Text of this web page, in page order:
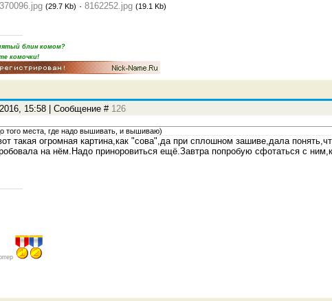
(29.7 Kb) · 8162252.jpg (19.1 Kb)
блин комом?
комочки!
15:58 | Сообщение # 126
того места, где надо вышивать, и вышиваю)
такая огромная картина,как "сова",да при сплошном зашиве,дала
на нём.Надо приноровиться ещё.Завтра попробую сфотаться с